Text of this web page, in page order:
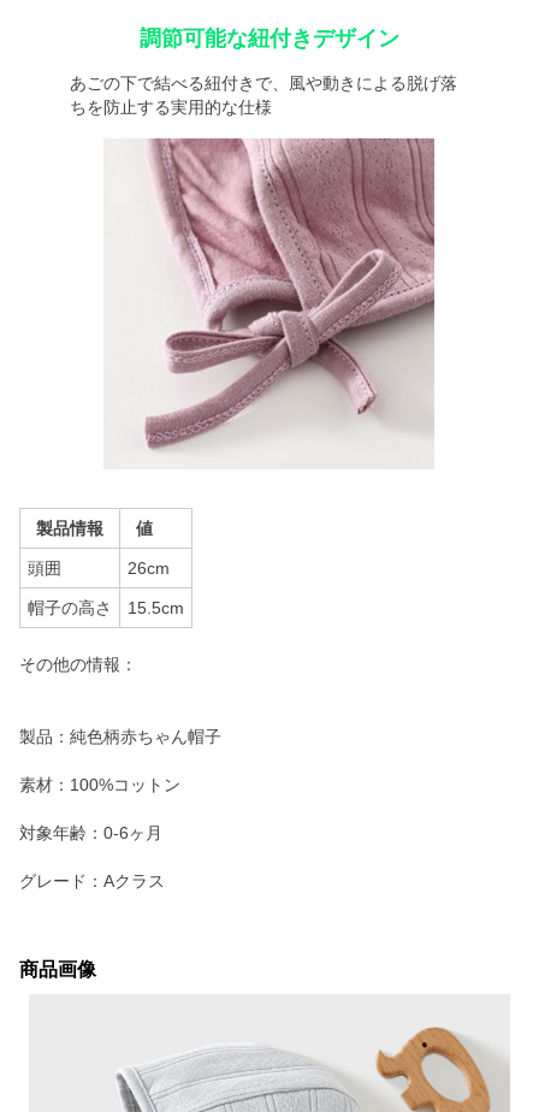
調節可能な紐付きデザイン
あごの下で結べる紐付きで、風や動きによる脱げ落
ちを防止する実用的な仕様
製品情報 値
頭囲 26cm
帽子の高さ 15.5cm
その他の情報：
製品：純色柄赤ちゃん帽子
素材：100%コットン
対象年齢：0-6ヶ月
グレード：Aクラス
商品画像